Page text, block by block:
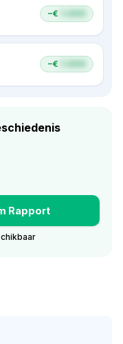
−€
−€
Rapport